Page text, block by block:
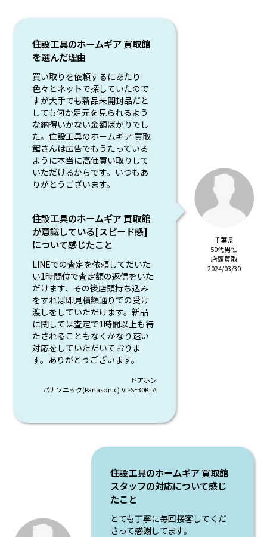
住設工具のホームギア 買取館
を選んだ理由
買い取りを依頼するにあたり
色々とネットで探していたので
すが大手でも新品未開封品だと
しても何か足元を見られるよう
な納得いかない金額ばかりでし
た。住設工具のホームギア 買取
館さんは広告でもうたっている
ように本当に高価買い取りして
いただけるからです。いつもあ
りがとうございます。
住設工具のホームギア 買取館
が意識している[スピード感]
について感じたこと
LINEでの査定を依頼してだいた
い1時間位で査定額の返信をいた
だけます、その後店頭持ち込み
をすれば即見積額通りでの受け
渡しをしていただけます。新品
に関しては査定で1時間以上も待
たされることもなくかなり速い
対応をしていただいておりま
す。ありがとうございます。
ドアホン
パナソニック(Panasonic) VL-SE30KLA
千葉県
50代男性
店頭買取
2024/03/30
住設工具のホームギア 買取館
スタッフの対応について感じ
たこと
とても丁寧に毎回接客してくだ
さって感謝してます。